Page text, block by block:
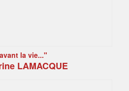
la vie..."
LAMACQUE